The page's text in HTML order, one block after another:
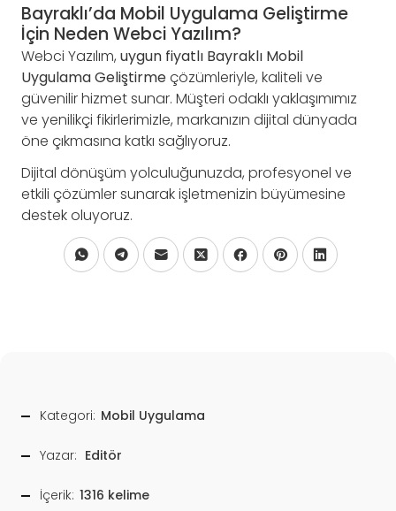
Bayraklı’da Mobil Uygulama Geliştirme
İçin Neden Webci Yazılım?
Webci Yazılım, uygun fiyatlı Bayraklı Mobil
Uygulama Geliştirmeçözümleriyle, kaliteli ve
güvenilir hizmet sunar. Müşteri odaklı yaklaşımımız
ve yenilikçi fikirlerimizle, markanızın dijital dünyada
öne çıkmasına katkı sağlıyoruz.
Dijital dönüşüm yolculuğunuzda, profesyonel ve
etkili çözümler sunarak işletmenizin büyümesine
destek oluyoruz.
Kategori: Mobil Uygulama
Yazar: Editör
İçerik: 1316 kelime